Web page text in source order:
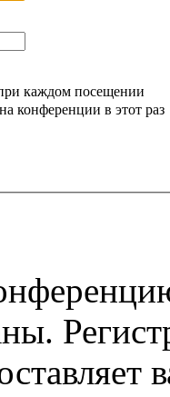
каждом посещении
конференции в этот раз